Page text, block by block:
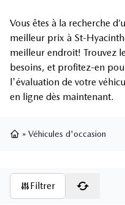
Vous êtes à la recherche
meilleur prix à St-
meilleur endroit! Trouvez
besoins, et profitez-en
l'évaluation de votre
en ligne dès maintenant.
» Véhicules d'occasion
Filtrer